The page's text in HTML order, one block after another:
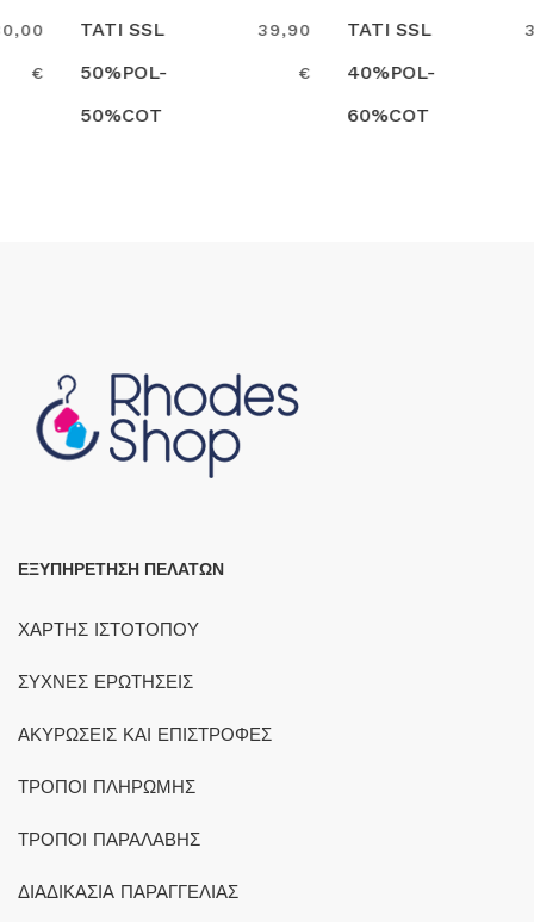
TATI SSL
50%POL-
50%COT
Search
TATI SSL
40%POL-
60%COT
ΕΞΥΠΗΡΕΤΗΣΗ ΠΕΛΑΤΩΝ
ΧΑΡΤΗΣ ΙΣΤΟΤΟΠΟΥ
ΣΥΧΝΕΣ ΕΡΩΤΗΣΕΙΣ
ΑΚΥΡΩΣΕΙΣ ΚΑΙ ΕΠΙΣΤΡΟΦΕΣ
ΤΡΟΠΟΙ ΠΛΗΡΩΜΗΣ
ΤΡΟΠΟΙ ΠΑΡΑΛΑΒΗΣ
ΔΙΑΔΙΚΑΣΙΑ ΠΑΡΑΓΓΕΛΙΑΣ